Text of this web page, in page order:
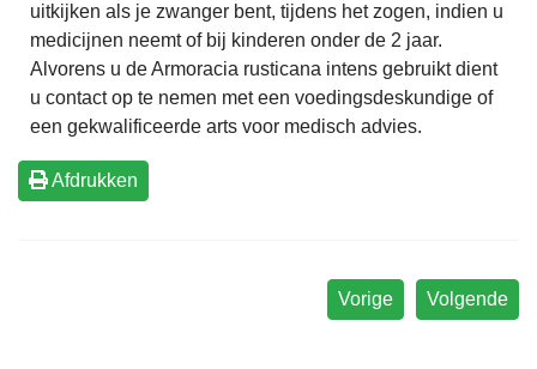
uitkijken als je zwanger bent, tijdens het zogen, indien u
medicijnen neemt of bij kinderen onder de 2 jaar.
Alvorens u de Armoracia rusticana intens gebruikt dient
u contact op te nemen met een voedingsdeskundige of
een gekwalificeerde arts voor medisch advies.
Afdrukken
Volgende
Vorige